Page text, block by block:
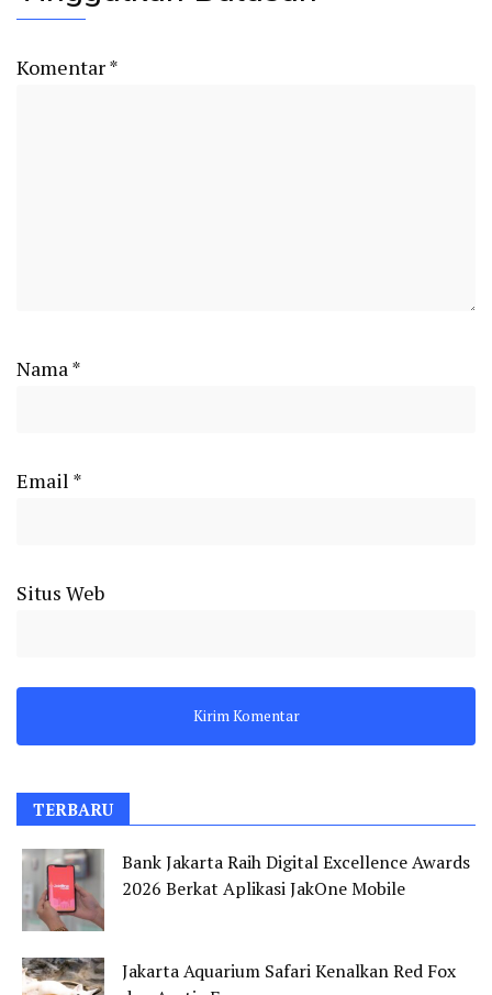
Komentar*
Nama*
Email *
Situs Web
TERBARU
Bank Jakarta Raih Digital Excellence Awards
2026 Berkat Aplikasi JakOne Mobile
Jakarta Aquarium Safari Kenalkan Red Fox